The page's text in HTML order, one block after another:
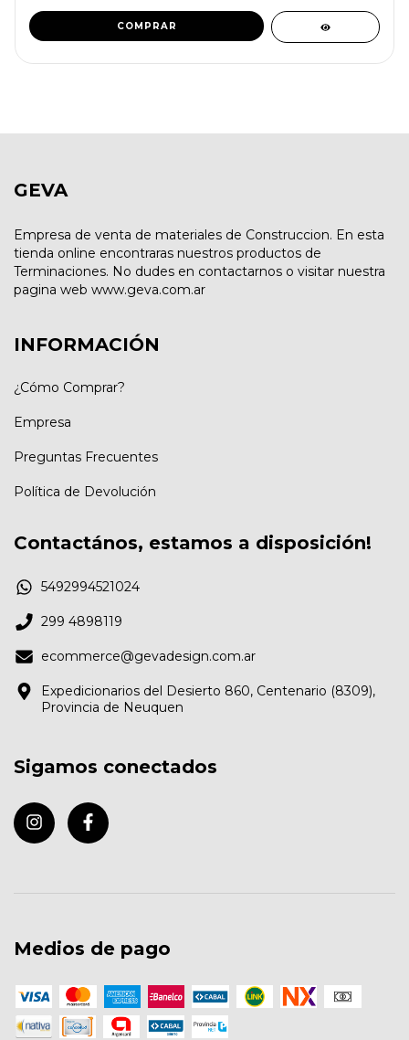
GEVA
Empresa de venta de materiales de Construccion. En esta
tienda online encontraras nuestros productos de
Terminaciones. No dudes en contactarnos o visitar nuestra
pagina web www.geva.com.ar
INFORMACIÓN
¿Cómo Comprar?
Empresa
Preguntas Frecuentes
Política de Devolución
Contactános, estamos a disposición!
5492994521024
299 4898119
ecommerce@gevadesign.com.ar
Expedicionarios del Desierto 860, Centenario (8309),
Provincia de Neuquen
Sigamos conectados
Medios de pago